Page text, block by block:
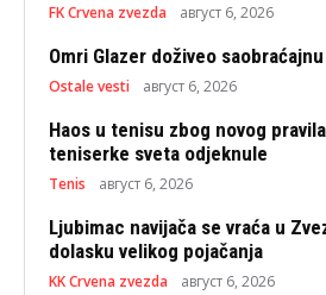
FK Crvena zvezda август 6, 2026
Omri Glazer doživeo
Ostale vesti август 6, 2026
Haos u tenisu zbog novog
teniserke sveta odjeknule
Tenis август 6, 2026
Ljubimac navijača se vraća u
dolasku velikog pojačanja
KK Crvena zvezda август 6, 2026